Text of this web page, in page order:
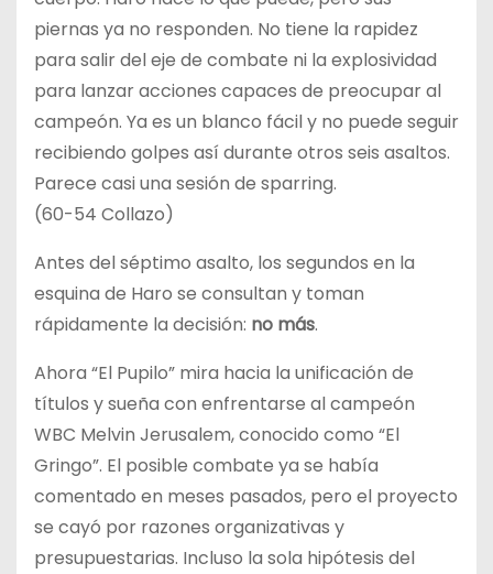
piernas ya no responden. No tiene la rapidez
para salir del eje de combate ni la explosividad
para lanzar acciones capaces de preocupar al
campeón. Ya es un blanco fácil y no puede seguir
recibiendo golpes así durante otros seis asaltos.
Parece casi una sesión de sparring.
(60-54 Collazo)
Antes del séptimo asalto, los segundos en la
esquina de Haro se consultan y toman
rápidamente la decisión: no más.
Ahora “El Pupilo” mira hacia la unificación de
títulos y sueña con enfrentarse al campeón
WBC Melvin Jerusalem, conocido como “El
Gringo”. El posible combate ya se había
comentado en meses pasados, pero el proyecto
se cayó por razones organizativas y
presupuestarias. Incluso la sola hipótesis del